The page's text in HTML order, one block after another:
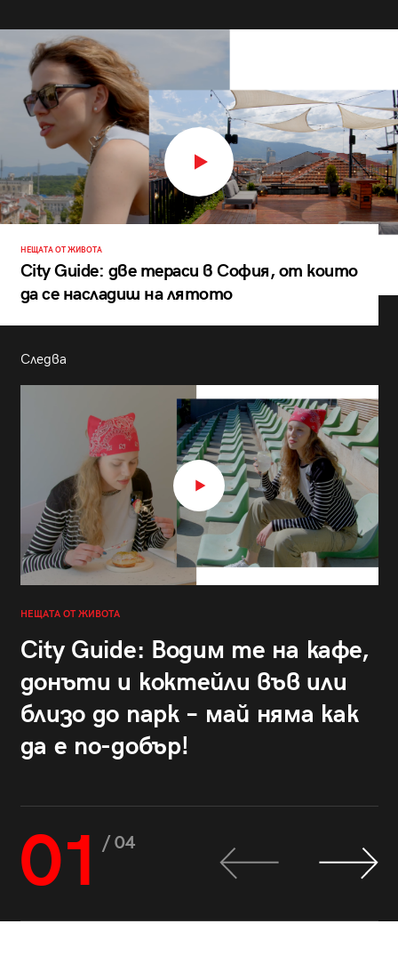
НЕЩАТА ОТ ЖИВОТА
City Guide: две тераси в София, от които
да се насладиш на лятото
Следва
НЕЩАТА ОТ ЖИВОТА
City Guide: Водим те на кафе,
донъти и коктейли във или
близо до парк – май няма как
да е по-добър!
01 / 04